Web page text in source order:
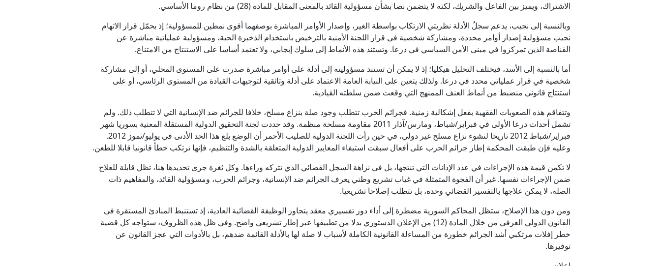
الاشتراك، ويميز بين الفاعل والشريك، لكنه لا يتضمن نصا بشأن مسؤولية القائد بالمعنى المقابل للمادة (28) من نظام روما الأساسي.
وبالنسبة إلى نجيب، يدعم سجلُ الأدلة نظريتي الارتكاب بواسطة الغير، وإصدار الأوامر المباشرة بوصفهما أقوى نمطين للمسؤولية؛ إذ يحمّل قرار الاتهام
نجيب مسؤولية إصدار أوامر محددة، ومشاركة شخصية في قرار اللجنة الأمنية بالترخيص باستخدام الذخيرة الحية، ومسؤولية عملياتية مباشرة عن
القناصة الذين تمركزوا في مبنى الأمن السياسي في درعا. وتستند هذه الأنماط إلى سلوك إيجابي، ولا تعتمد أساسا على الاستنتاج من الامتناع.
أما بالنسبة إلى الأسد، فيختلف التحليل هيكليا؛ إذ لا يمكن أن تستند مسؤوليته إلى أدلة على أوامر مباشرة صدرت على المستوى المحلي، أو إلى مشاركة
شخصية في قرار عملياتي محدد في درعا. ولذلك يتعين على النيابة العامة الاعتماد على أدلة وثائقية لتوجيهات القيادة من المستوى الرئاسي، أو على
استنتاج قانوني منضبط من أنماط العنف الممنهج التي وقعت ضمن سلطته القيادية.
وتتفاقم هذه الصعوبات الفقهية بفعل إشكالية زمنية. فجرائم الحرب تتطلب وجود صلة بنزاع مسلح، خلافا للجرائم ضد الإنسانية التي لا تتطلب ذلك. ولم
تشمل أحداث درعا الأولى في فبراير/شباط، ومارس/آذار 2011 مقاومة مسلحة منظمة. وقد حددت لجنة التحقيق الدولية المستقلة المعنية بسوريا شهر
فبراير/شباط 2012 تاريخا لنشوء نزاع مسلح غير دولي، في حين رأت اللجنة الدولية للصليب الأحمر أن الوضع بلغ هذا الحد الأدنى في يوليو/تموز 2012.
وعليه فإن طبقت المحكمة إطار جرائم الحرب على أفعال سبقت استيفاء المعايير الدولية المتعلقة بالشدة والتنظيم، فإنها ترتكب خطأ قانونيا قابلا للطعن.
لا تكمن قيمة هذه الإجراءات في عدد الإدانات التي تنتجها، بل في نزاهة السجل القضائي الذي تتركه وراءها. وكل ثغرة جرى تحديدها هنا، تظل قابلة للعلاج
ضمن الإجراءات نفسها. غير أن الفجوة المتمثلة في غياب تشريع وطني يعرف الجرائم ضد الإنسانية، وجرائم الحرب، ومسؤولية القائد، والمفاهيم ذات
الصلة، لا يمكن علاجها بالتفسير القضائي وحده، بل تتطلب إصلاحا تشريعيا.
ومن دون هذا الإصلاح، ستظل المحاكم السورية مضطرة إلى أداء دور تفسيري معقد يتجاوز الوظيفة القضائية العادية، إذ تستنبط المبادئ المستقرة في
القانون الدولي العرفي من خلال المادة (12) من الإعلان الدستوري بدلا من تطبيقها عبر إطار تشريعي واضح. وفي ظل هذه الظروف، ستواجه كل قضية
خطر إفلات مرتكبي أشد الجرائم خطورة من المساءلة القانونية الكاملة لأسباب لا صلة لها بالأدلة القائمة ضدهم، بل بالأدوات التي عجز القانون عن
توفيرها.